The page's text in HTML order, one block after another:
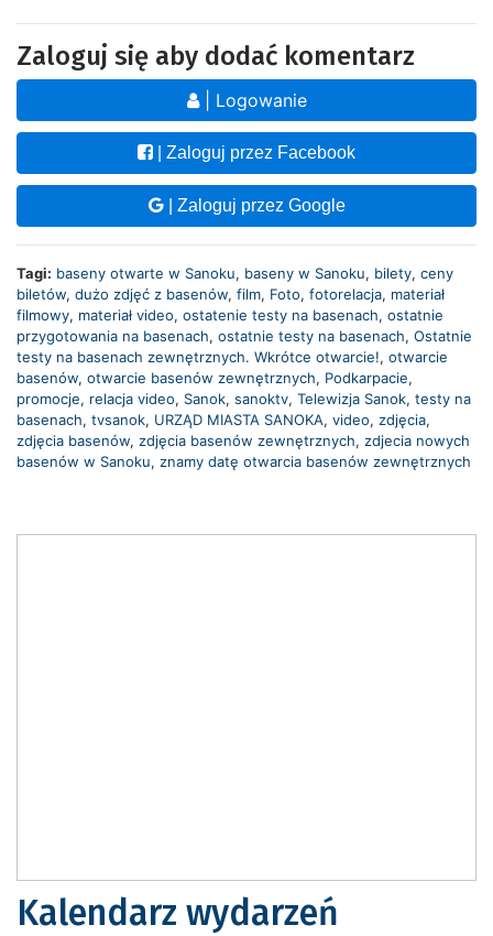
Zaloguj się aby dodać komentarz
| Logowanie
| Zaloguj przez Facebook
| Zaloguj przez Google
Tagi: baseny otwarte w Sanoku, baseny w Sanoku, bilety, ceny
biletów, dużo zdjęć z basenów, film, Foto, fotorelacja, materiał
filmowy, materiał video, ostatenie testy na basenach, ostatnie
przygotowania na basenach, ostatnie testy na basenach, Ostatnie
testy na basenach zewnętrznych. Wkrótce otwarcie!, otwarcie
basenów, otwarcie basenów zewnętrznych, Podkarpacie,
promocje, relacja video, Sanok, sanoktv, Telewizja Sanok, testy na
basenach, tvsanok, URZĄD MIASTA SANOKA, video, zdjęcia,
zdjęcia basenów, zdjęcia basenów zewnętrznych, zdjecia nowych
basenów w Sanoku, znamy datę otwarcia basenów zewnętrznych
Kalendarz wydarzeń